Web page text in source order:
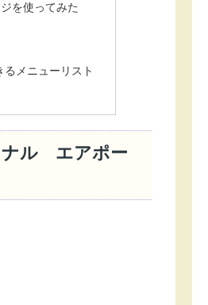
を使ってみた
メニューリスト
ナル エアポー